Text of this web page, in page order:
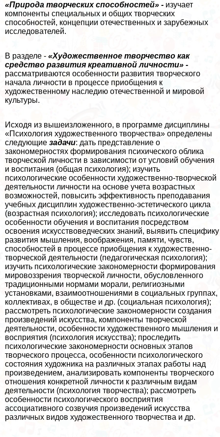
«Природа творческих способностей» - изучает
компоненты специальных и общих творческих
способностей, концепции отечественных и зарубежных
исследователей.
В разделе - «Художественное творчество как
средство развития креативной личности» -
рассматриваются особенности развития творческого
начала личности в процессе приобщения к
художественному наследию отечественной и мировой
культуры.
Исходя из вышеизложенного, в программе дисциплины
«Психология художественного творчества» определены
следующие задачи: дать представление о
закономерностях формирования психического облика
творческой личности в зависимости от условий обучения
и воспитания (общая психология); изучить
психологические особенности художественно-творческой
деятельности личности на основе учета возрастных
возможностей, повысить эффективность преподавания
учебных дисциплин художественно-эстетического цикла
(возрастная психология); исследовать психологические
особенности обучения и воспитания посредством
освоения искусствоведческих знаний, выявить специфику
развития мышления, воображения, памяти, чувств,
способностей в процессе приобщения к художественно-
творческой деятельности (педагогическая психология);
изучить психологические закономерности формирования
мировоззрения творческой личности, обусловленного
традиционными нормами морали, религиозными
установками, взаимоотношениями в социальных группах,
коллективах, в обществе и др. (социальная психология);
рассмотреть психологические закономерности создания
произведений искусства, компоненты творческой
деятельности, особенности художественного мышления и
восприятия (психология искусства); проследить
психологические закономерности основных этапов
творческого процесса, особенности психологического
состояния художника на различных этапах работы над
произведением, анализировать компоненты творческого
отношения конкретной личности к различным видам
деятельности (психология творчества); рассмотреть
особенности психологического восприятия
ассоциативного созвучия произведений искусства
различных видов художественного творчества и др.